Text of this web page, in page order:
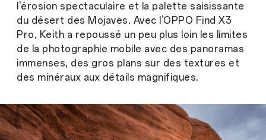
l'érosion spectaculaire et la palette saisissante
du désert des Mojaves. Avec l’OPPO Find X3
Pro, Keith a repoussé un peu plus loin les limites
de la photographie mobile avec des panoramas
immenses, des gros plans sur des textures et
des minéraux aux détails magnifiques.